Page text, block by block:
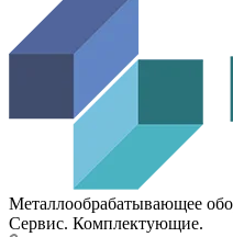
Металлообрабатывающее
Сервис. Комплектующие.